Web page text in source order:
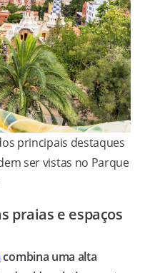
principais destaques
ser vistas no Parque
praias e espaços
combina uma alta